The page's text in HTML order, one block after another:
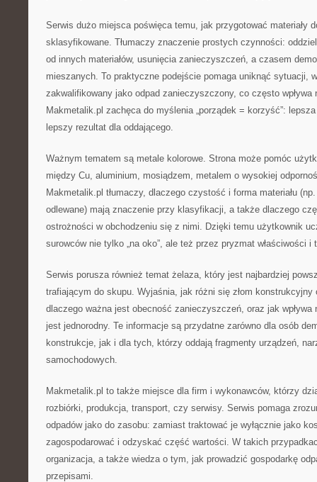
Serwis dużo miejsca poświęca temu, jak przygotować materiały
sklasyfikowane. Tłumaczy znaczenie prostych czynności:
od innych materiałów, usunięcia zanieczyszczeń, a czasem
mieszanych. To praktyczne podejście pomaga uniknąć sytuacji,
zakwalifikowany jako odpad zanieczyszczony, co często wpływa
Makmetalik.pl zachęca do myślenia „porządek = korzyść”:
lepszy rezultat dla oddającego.
Ważnym tematem są metale kolorowe. Strona może pomóc
między Cu, aluminium, mosiądzem, metalem o wysokiej
Makmetalik.pl tłumaczy, dlaczego czystość i forma materiału
odlewane) mają znaczenie przy klasyfikacji, a także dlaczego
ostrożności w obchodzeniu się z nimi. Dzięki temu użytkownik
surowców nie tylko „na oko”, ale też przez pryzmat właściwości
Serwis porusza również temat żelaza, który jest najbardziej
trafiającym do skupu. Wyjaśnia, jak różni się złom konstrukcyjny
dlaczego ważna jest obecność zanieczyszczeń, oraz jak wpływa
jest jednorodny. Te informacje są przydatne zarówno dla osób
konstrukcje, jak i dla tych, którzy oddają fragmenty urządzeń,
samochodowych.
Makmetalik.pl to także miejsce dla firm i wykonawców, którzy
rozbiórki, produkcja, transport, czy serwisy. Serwis pomaga
odpadów jako do zasobu: zamiast traktować je wyłącznie jako
zagospodarować i odzyskać część wartości. W takich
organizacja, a także wiedza o tym, jak prowadzić gospodarkę
przepisami.